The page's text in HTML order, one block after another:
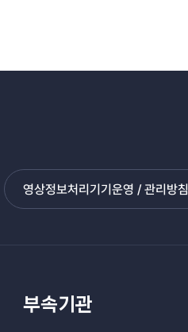
영상정보처리기기운영 / 관리방침
부속기관